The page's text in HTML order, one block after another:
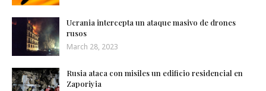
Ucrania intercepta un ataque masivo de drones
rusos
March 28, 2023
Rusia ataca con misiles un edificio residencial en
Zaporiyia